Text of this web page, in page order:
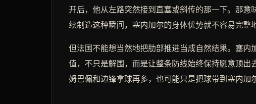
开后，他从左路突然接到直塞或斜传的那一下。那
续制造这种瞬间，塞内加尔的身体优势就不容易完整
但法国不能想当然地把肋部推进当成自然结果。塞
值，不只是解围，而是让整条防线始终保持愿意顶出
姆巴佩和边锋拿球再多，也可能只是把球带到塞内加